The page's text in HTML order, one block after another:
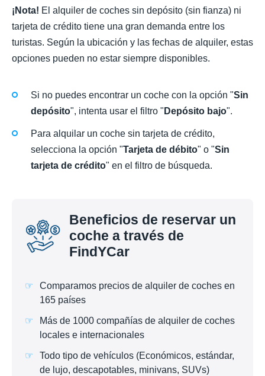
¡Nota! El alquiler de coches sin depósito (sin fianza) ni
tarjeta de crédito tiene una gran demanda entre los
turistas. Según la ubicación y las fechas de alquiler, estas
opciones pueden no estar siempre disponibles.
Si no puedes encontrar un coche con la opción "Sin
depósito", intenta usar el filtro " Depósito bajo".
Para alquilar un coche sin tarjeta de crédito,
selecciona la opción "Tarjeta de débito" o "Sin
tarjeta de crédito" en el filtro de búsqueda.
Beneficios de reservar un
coche a través de
FindYCar
Comparamos precios de alquiler de coches en
165 países
Más de 1000 compañías de alquiler de coches
locales e internacionales
Todo tipo de vehículos (Económicos, estándar,
de lujo, descapotables, minivans, SUVs)